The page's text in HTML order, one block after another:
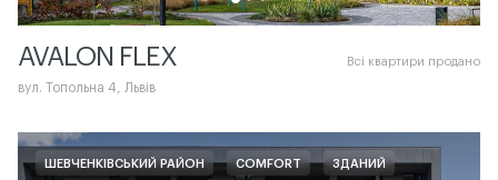
AVALON FLEX Всі квартири продано
вул. Топольна 4, Львів
ШЕВЧЕНКІВСЬКИЙ РАЙОН COMFORT ЗДАНИЙ